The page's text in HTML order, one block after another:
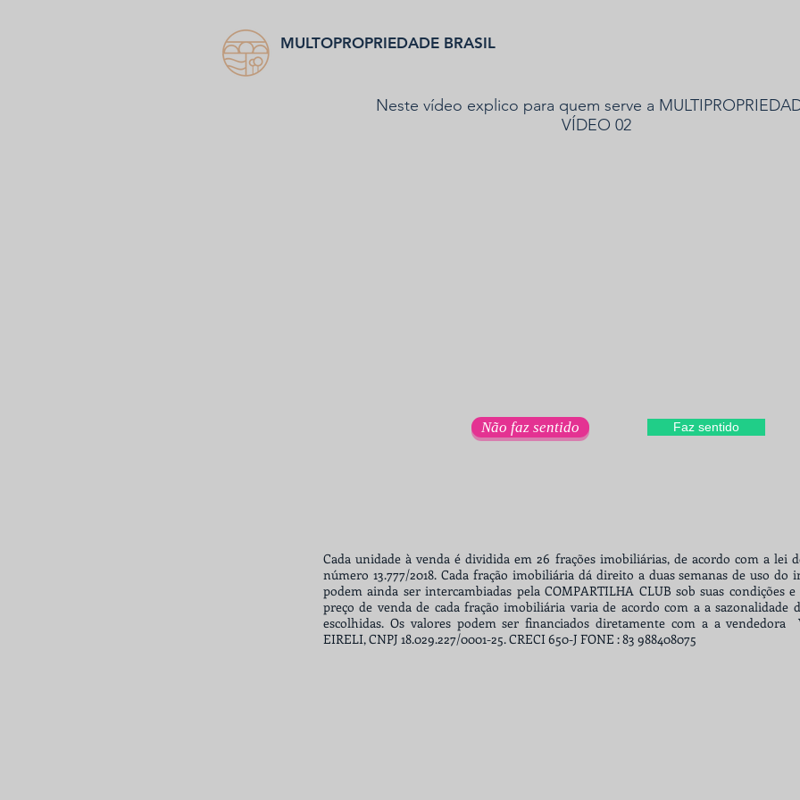
MULTOPROPRIEDADE BRASIL
Neste vídeo explico para quem serve a
VÍDEO 02
Não faz sentido Faz sentido
Cada unidade à venda é dividida em 26 frações imobiliárias, de acordo com a lei
número 13.777/2018. Cada fração imobiliária dá direito a duas semanas de uso do
podem ainda ser intercambiadas pela COMPARTILHA CLUB sob suas condições
preço de venda de cada fração imobiliária varia de acordo com a a sazonalidade
escolhidas. Os valores podem ser financiados diretamente com a a vendedora
EIRELI, CNPJ 18.029.227/0001-25. CRECI 650-J FONE : 83 988408075